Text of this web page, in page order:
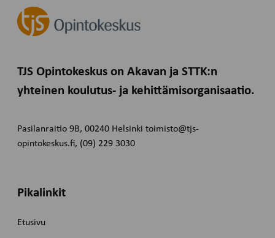
TJS Opintokeskus on Akavan ja STTK:n
yhteinen koulutus- ja kehittämisorganisaatio.
Pasilanraitio 9B, 00240 Helsinki toimisto@tjs-
opintokeskus.fi, (09) 229 3030
Pikalinkit
Etusivu